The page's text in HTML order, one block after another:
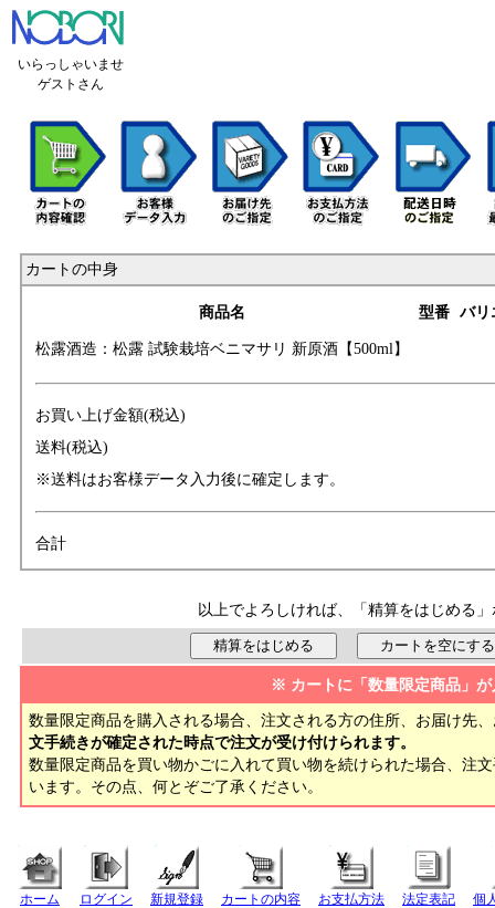
いらっしゃいませ
ゲストさん
カートの中身
商品名 型番 バリ
松露酒造：松露 試験栽培ベニマサリ 新原酒【500ml】
お買い上げ金額(税込)
送料(税込)
※送料はお客様データ入力後に確定します。
合計
以上でよろしければ、「精算をはじめる
※ カートに「数量限定商品」
数量限定商品を購入される場合、注文される方の住所、お届け先
文手続きが確定された時点で注文が受け付けられます。
数量限定商品を買い物かごに入れて買い物を続けられた場合、注
います。その点、何とぞご了承ください。
ホーム ログイン 新規登録 カートの内容 お支払方法 法定表記 個